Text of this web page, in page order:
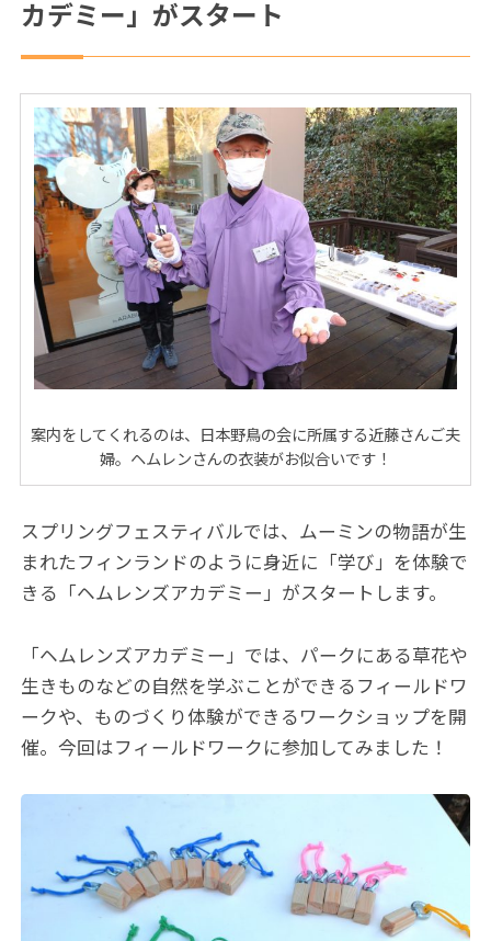
カデミー」がスタート
案内をしてくれるのは、日本野鳥の会に所属する近藤さんご夫
婦。ヘムレンさんの衣装がお似合いです！
スプリングフェスティバルでは、ムーミンの物語が生
まれたフィンランドのように身近に「学び」を体験で
きる「ヘムレンズアカデミー」がスタートします。
「ヘムレンズアカデミー」では、パークにある草花や
生きものなどの自然を学ぶことができるフィールドワ
ークや、ものづくり体験ができるワークショップを開
催。今回はフィールドワークに参加してみました！